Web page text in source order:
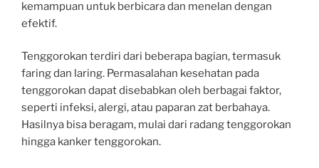
kemampuan untuk berbicara dan menelan dengan
efektif.
Tenggorokan terdiri dari beberapa bagian, termasuk
faring dan laring. Permasalahan kesehatan pada
tenggorokan dapat disebabkan oleh berbagai faktor,
seperti infeksi, alergi, atau paparan zat berbahaya.
Hasilnya bisa beragam, mulai dari radang tenggorokan
hingga kanker tenggorokan.